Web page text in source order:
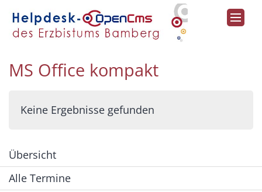
Zum Inhalt springen
MS Office kompakt
Keine Ergebnisse gefunden
Übersicht
Alle Termine